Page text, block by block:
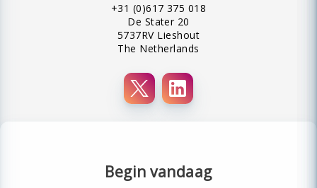
+31 (0)617 375 018
De Stater 20
5737RV Lieshout
The Netherlands
Begin vandaag